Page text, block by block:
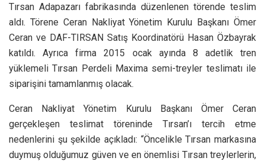
Tırsan Adapazarı fabrikasında düzenlenen törende teslim
aldı. Törene Ceran Nakliyat Yönetim Kurulu Başkanı Ömer
Ceran ve DAF-TIRSAN Satış Koordinatörü Hasan Özbayrak
katıldı. Ayrıca firma 2015 ocak ayında 8 adetlik tren
yüklemeli Tırsan Perdeli Maxima semi-treyler teslimatı ile
siparişini tamamlanmış olacak.
Ceran Nakliyat Yönetim Kurulu Başkanı Ömer Ceran
gerçekleşen teslimat töreninde Tırsan’ı tercih etme
nedenlerini şu şekilde açıkladı: “Öncelikle Tırsan markasına
duymuş olduğumuz güven ve en önemlisi Tırsan treylerlerin,